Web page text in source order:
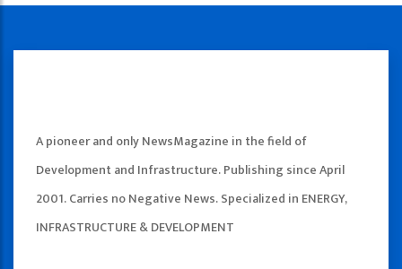
A pioneer and only NewsMagazine in the field of
Development and Infrastructure. Publishing since April
2001. Carries no Negative News. Specialized in ENERGY,
INFRASTRUCTURE & DEVELOPMENT